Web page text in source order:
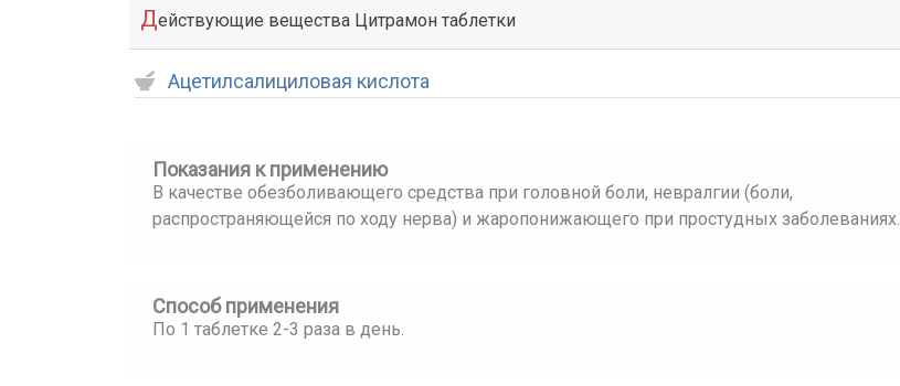
Действующие вещества Цитрамон таблетки
Ацетилсалициловая кислота
Показания к применению
В качестве обезболивающего средства при головной боли, невралгии (боли,
распространяющейся по ходу нерва) и жаропонижающего при простудных заболеваниях.
Способ применения
По 1 таблетке 2-3 раза в день.